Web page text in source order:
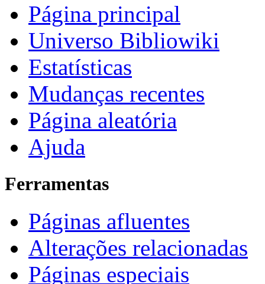
Página principal
Universo Bibliowiki
Estatísticas
Mudanças recentes
Página aleatória
Ajuda
Ferramentas
Páginas afluentes
Alterações relacionadas
Páginas especiais